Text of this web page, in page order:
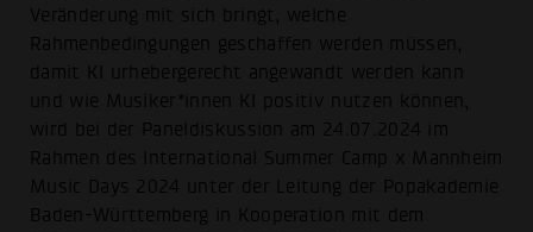
Veränderung mit sich bringt, welche
Rahmenbedingungen geschaffen werden müssen,
damit KI urhebergerecht angewandt werden kann
und wie Musiker*innen KI positiv nutzen können,
wird bei der Paneldiskussion am 24.07.2024 im
Rahmen des International Summer Camp x Mannheim
Music Days 2024 unter der Leitung der Popakademie
Baden-Württemberg in Kooperation mit dem